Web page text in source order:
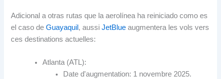
Adicional a otras rutas que la aerolínea ha reiniciado como es
el caso de Guayaquil , aussiJetBlue augmentera les vols vers
ces destinations actuelles:
Atlanta (ATL):
Date d'augmentation: 1 novembre 2025.